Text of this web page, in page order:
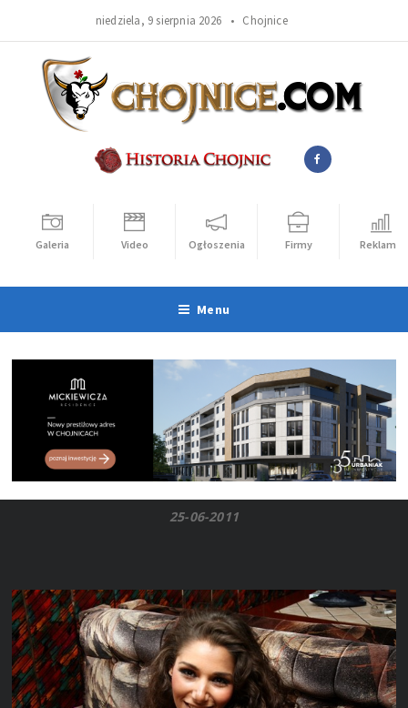
niedziela, 9 sierpnia 2026 • Chojnice
Galeria Video Ogłoszenia Firmy Reklama
Menu
25-06-2011